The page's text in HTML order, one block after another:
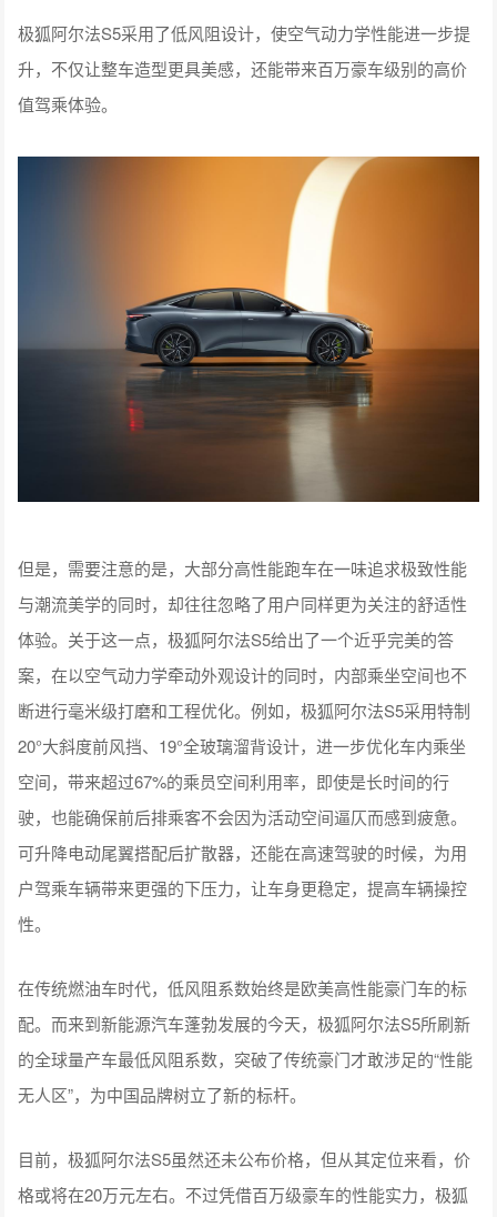
极狐阿尔法S5采用了低风阻设计，使空气动力学性能进一步提
升，不仅让整车造型更具美感，还能带来百万豪车级别的高价
值驾乘体验。
但是，需要注意的是，大部分高性能跑车在一味追求极致性能
与潮流美学的同时，却往往忽略了用户同样更为关注的舒适性
体验。关于这一点，极狐阿尔法S5给出了一个近乎完美的答
案，在以空气动力学牵动外观设计的同时，内部乘坐空间也不
断进行毫米级打磨和工程优化。例如，极狐阿尔法S5采用特制
20°大斜度前风挡、19°全玻璃溜背设计，进一步优化车内乘坐
空间，带来超过67%的乘员空间利用率，即使是长时间的行
驶，也能确保前后排乘客不会因为活动空间逼仄而感到疲惫。
可升降电动尾翼搭配后扩散器，还能在高速驾驶的时候，为用
户驾乘车辆带来更强的下压力，让车身更稳定，提高车辆操控
性。
在传统燃油车时代，低风阻系数始终是欧美高性能豪门车的标
配。而来到新能源汽车蓬勃发展的今天，极狐阿尔法S5所刷新
的全球量产车最低风阻系数，突破了传统豪门才敢涉足的“性能
无人区”，为中国品牌树立了新的标杆。
目前，极狐阿尔法S5虽然还未公布价格，但从其定位来看，价
格或将在20万元左右。不过凭借百万级豪车的性能实力，极狐